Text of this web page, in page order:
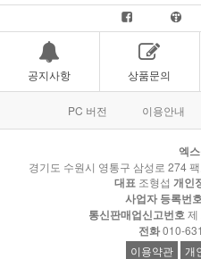
공지사항 상품문의
PC 버전 이용안내
엑
경기도 수원시 영통구 삼성로 274
대표 조형섭 개인
사업자 등록번
통신판매업신고번호제
전화010-
이용약관 개